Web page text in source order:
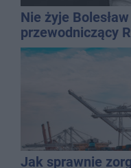
Nie żyje
przewodniczący
dyrektor SP 14
Jak sprawnie